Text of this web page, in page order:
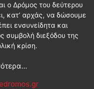
ο Δρόμος του δεύτερου
κατ’ αρχάς, να δώσουμε
ενσυνείδητα και
συμβολή διεξόδου της
κρίση.